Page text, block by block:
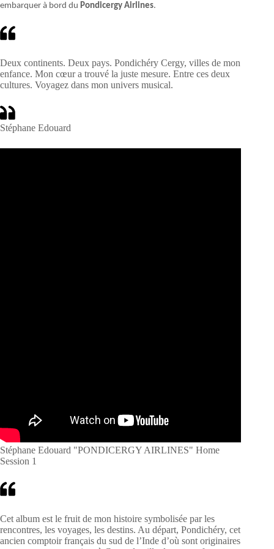
embarquer à bord du Pondicergy Airlines.
Deux continents. Deux pays. Pondichéry Cergy, villes de mon
enfance. Mon cœur a trouvé la juste mesure. Entre ces deux
cultures. Voyagez dans mon univers musical.
Stéphane Edouard
Stéphane Edouard "PONDICERGY AIRLINES" Home
Session 1
Cet album est le fruit de mon histoire symbolisée par les
rencontres, les voyages, les destins. Au départ, Pondichéry, cet
ancien comptoir français du sud de l’Inde d’où sont originaires